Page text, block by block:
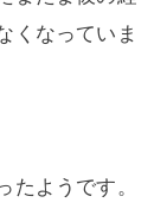
くなっていま
ようです。